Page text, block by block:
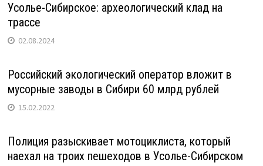
Усолье-Сибирское: археологический клад на
трассе
02.08.2024
Российский экологический оператор вложит в
мусорные заводы в Сибири 60 млрд рублей
15.02.2022
Полиция разыскивает мотоциклиста, который
наехал на троих пешеходов в Усолье-Сибирском